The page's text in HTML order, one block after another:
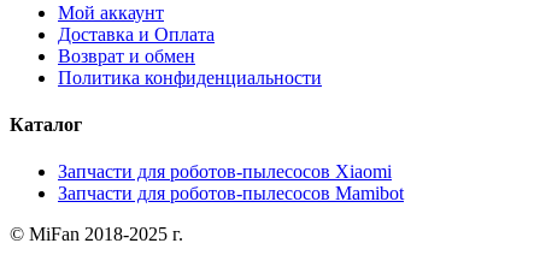
Мой аккаунт
Доставка и Оплата
Возврат и обмен
Политика конфиденциальности
Каталог
Запчасти для роботов-пылесосов Xiaomi
Запчасти для роботов-пылесосов Mamibot
© MiFan 2018-2025 г.